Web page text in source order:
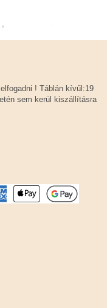
! Táblán kívűl:19
sem kerül kiszállításra